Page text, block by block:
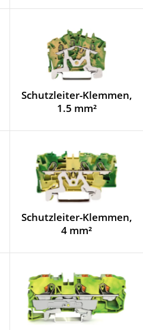
Schutzleiter-Klemmen,
1.5 mm²
Schutzleiter-Klemmen,
4 mm²